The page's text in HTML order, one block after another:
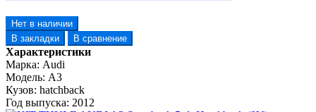
Нет в наличии
В закладки
В сравнение
Характеристики
Марка: Audi
Модель: A3
Кузов: hatchback
Год выпуска: 2012